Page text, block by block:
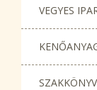
VEGYES